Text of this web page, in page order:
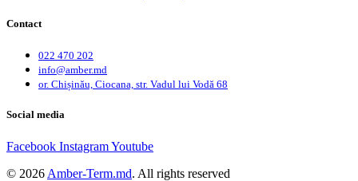
Contact
022 470 202
info@amber.md
or. Chișinău, Ciocana, str. Vadul lui Vodă 68
Social media
Facebook InstagramYoutube
© 2026 Amber-Term.md. All rights reserved